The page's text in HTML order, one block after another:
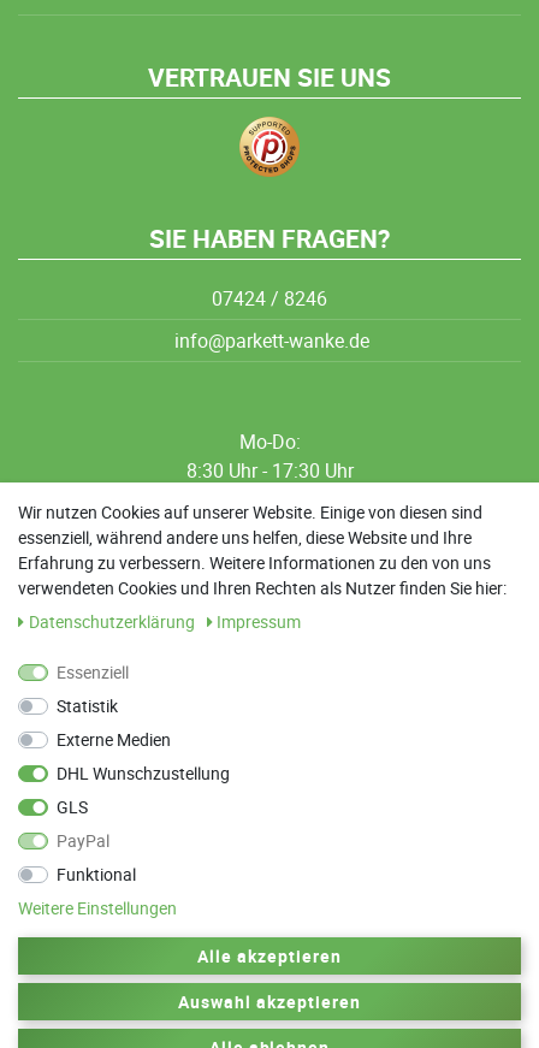
VERTRAUEN SIE UNS
SIE HABEN FRAGEN?
07424 / 8246
info@parkett-wanke.de
Mo-Do:
8:30 Uhr - 17:30 Uhr
8:30 Uhr - 12:00 Uhr
13:00 Uhr - 17:30 Uhr
Sa: 9:00 Uhr - 13:00 Uhr
Parkett Wanke
Zurück zum Anfang
Wir nutzen Cookies auf unserer Website. Einige von diesen sind
essenziell, während andere uns helfen, diese Website und Ihre
Erfahrung zu verbessern. Weitere Informationen zu den von uns
verwendeten Cookies und Ihren Rechten als Nutzer finden Sie hier:
Daten­schutz­erklärung
Impressum
Essenziell
Statistik
Externe Medien
DHL Wunschzustellung
GLS
PayPal
Funktional
Weitere Einstellungen
Alle akzeptieren
Auswahl akzeptieren